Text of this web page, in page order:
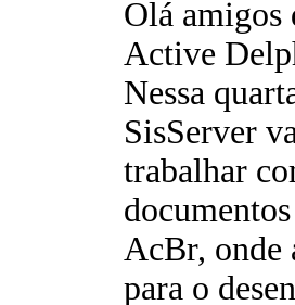
Olá
Active
Nessa
SisServer
trabalhar
AcBr, onde
para o